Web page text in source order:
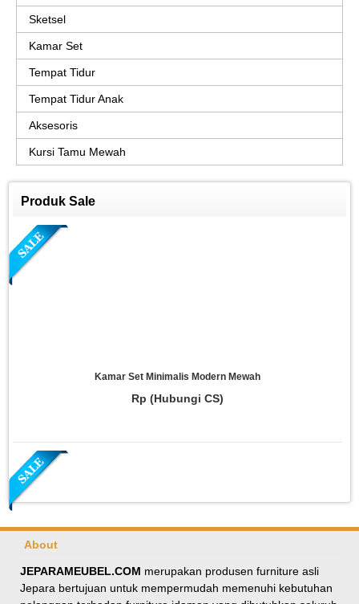
Sketsel
Kamar Set
Tempat Tidur
Tempat Tidur Anak
Aksesoris
Kursi Tamu Mewah
Produk Sale
Kamar Set Minimalis Modern Mewah
Rp (Hubungi CS)
About
JEPARAMEUBEL.COM merupakan produsen furniture asli
Jepara bertujuan untuk mempermudah memenuhi kebutuhan